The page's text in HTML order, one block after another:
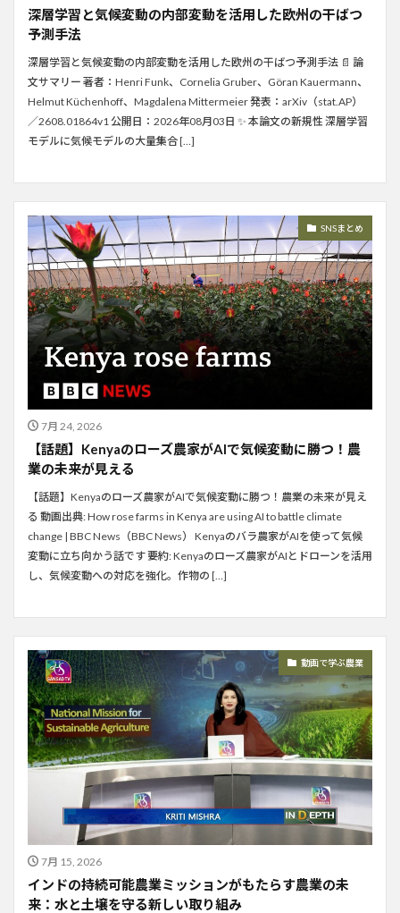
深層学習と気候変動の内部変動を活用した欧州の干ばつ
予測手法
深層学習と気候変動の内部変動を活用した欧州の干ばつ予測手法 📄 論
文サマリー 著者：Henri Funk、Cornelia Gruber、Göran Kauermann、
Helmut Küchenhoff、Magdalena Mittermeier 発表：arXiv（stat.AP）
／2608.01864v1 公開日：2026年08月03日 ✨ 本論文の新規性 深層学習
モデルに気候モデルの大量集合 […]
SNSまとめ
7月 24, 2026
【話題】Kenyaのローズ農家がAIで気候変動に勝つ！農
業の未来が見える
【話題】Kenyaのローズ農家がAIで気候変動に勝つ！農業の未来が見え
る 動画出典: How rose farms in Kenya are using AI to battle climate
change | BBC News（BBC News） Kenyaのバラ農家がAIを使って気候
変動に立ち向かう話です 要約: Kenyaのローズ農家がAIとドローンを活用
し、気候変動への対応を強化。作物の […]
動画で学ぶ農業
7月 15, 2026
インドの持続可能農業ミッションがもたらす農業の未
来：水と土壌を守る新しい取り組み